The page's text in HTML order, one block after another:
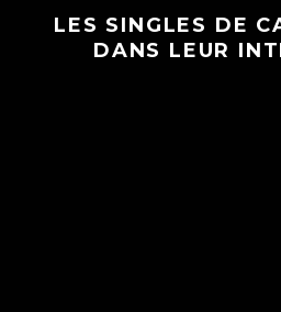
LES SINGLES DE
DANS LEUR